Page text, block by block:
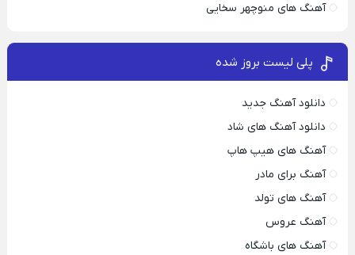
آهنگ های منوچهر سخایی
پلی لیست بروز شده
دانلود آهنگ جدید
دانلود آهنگ های شاد
آهنگ های هیپ هاپ
آهنگ برای مادر
آهنگ های تولد
آهنگ عروس
آهنگ های باشگاه